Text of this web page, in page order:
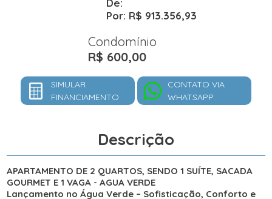
De:
Por: R$ 913.356,93
Condomínio
R$ 600,00
SIMULAR
FINANCIAMENTO
CONTATO VIA
WHATSAPP
Descrição
APARTAMENTO DE 2 QUARTOS, SENDO 1 SUÍTE, SACADA
GOURMET E 1 VAGA - AGUA VERDE
Lançamento no Água Verde – Sofisticação, Conforto e